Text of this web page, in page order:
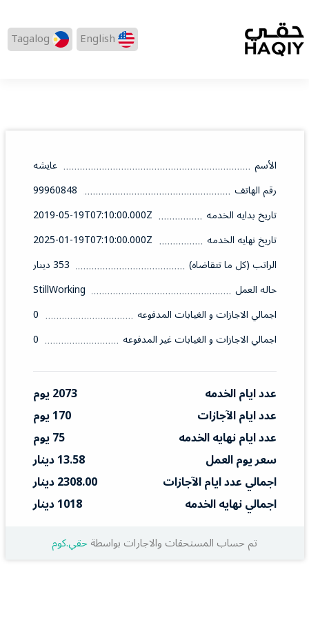
English
Tagalog
الأسم
عايشه
رقم الهاتف
99960848
تاريخ بدايه الخدمه
2019-05-19T07:10:00.000Z
تاريخ نهايه الخدمه
2025-01-19T07:10:00.000Z
الراتب (كل ما تتقاضاه)
353 دينار
حاله العمل
StillWorking
اجمالي الاجازات و الغيابات المدفوعه
0
اجمالي الاجازات و الغيابات غير المدفوعه
0
عدد ايام الخدمه
2073 يوم
عدد ايام الآجازات
170 يوم
عدد ايام نهايه الخدمه
75 يوم
سعر يوم العمل
13.58 دينار
اجمالي عدد ايام الآجازات
2308.00 دينار
اجمالي نهايه الخدمه
1018 دينار
تم حساب المستحقات والاجارات بواسطةحقي.كوم